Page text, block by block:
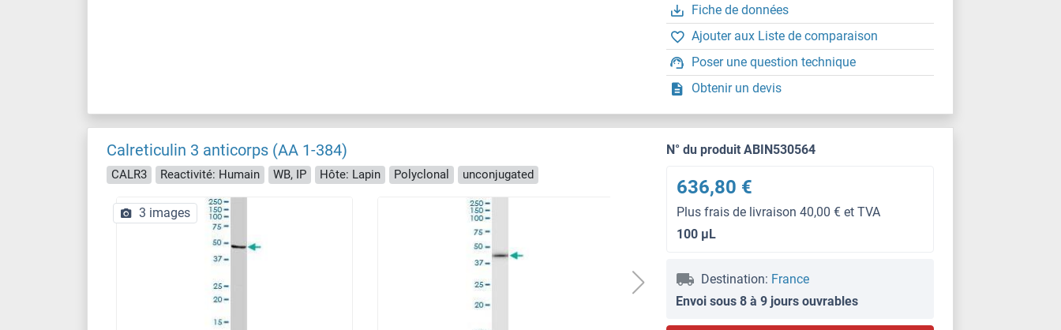
Fiche de données
Ajouter aux Liste de comparaison
Poser une question technique
Obtenir un devis
Calreticulin 3 anticorps (AA 1-384)
CALR3 Reactivité: Humain WB, IP Hôte: Lapin Polyclonal unconjugated
3 images
N° du produit ABIN530564
636,80 €
Plus frais de livraison 40,00 € et TVA
100 μL
Destination: France
Envoi sous 8 à 9 jours ouvrables